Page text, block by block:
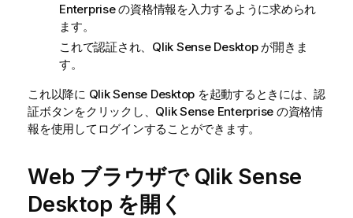
Enterpriseの資格情報を入力するように求められ
ます。
これで認証され、 Qlik Sense Desktopが開きま
す。
これ以降に Qlik Sense Desktop を起動するときには、認
証ボタンをクリックし、 Qlik Sense Enterprise の資格情
報を使用してログインすることができます。
Web ブラウザで Qlik Sense
Desktop を開く